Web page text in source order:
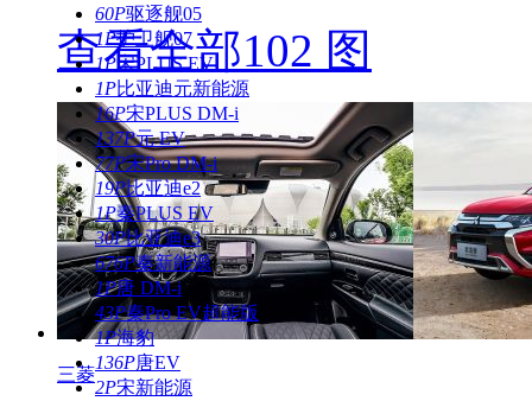
60P驱逐舰05
1P护卫舰07
1P宋PLUS EV
1P比亚迪元新能源
16P宋PLUS DM-i
137P元 EV
77P宋Pro DM-i
19P比亚迪e2
1P秦PLUS EV
30P比亚迪e3
676P秦新能源
1P唐 DM-i
43P秦Pro EV超能版
1P海豹
136P唐EV
2P宋新能源
查看全部102 图
三菱